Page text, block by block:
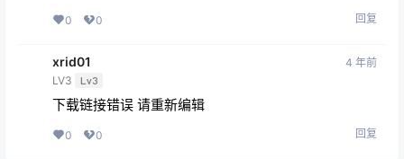
0 0 回复
xrid01
LV3 Lv3
4 年前
下载链接错误 请重新编辑
0 0 回复